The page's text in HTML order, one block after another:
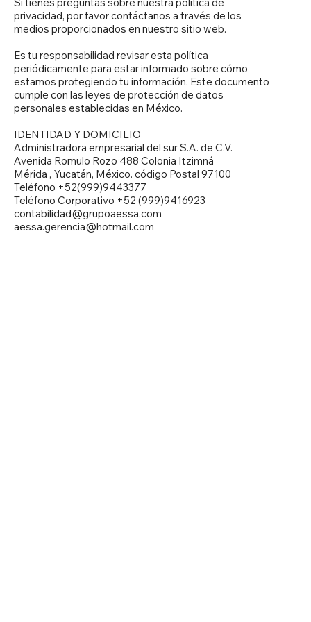
privacidad, por favor contáctanos a través de los
medios proporcionados en nuestro sitio web.
Es tu responsabilidad revisar esta política
periódicamente para estar informado sobre cómo
estamos protegiendo tu información. Este documento
cumple con las leyes de protección de datos
personales establecidas en México.
IDENTIDAD Y DOMICILIO
Administradora empresarial del sur S.A. de C.V.
Avenida Romulo Rozo 488 Colonia Itzimná
Mérida , Yucatán, México. código Postal 97100
Teléfono +52(999)9443377
Teléfono Corporativo +52 (999)9416923
contabilidad@grupoaessa.com
aessa.gerencia@hotmail.com